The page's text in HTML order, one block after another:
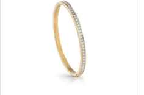
Abecedne